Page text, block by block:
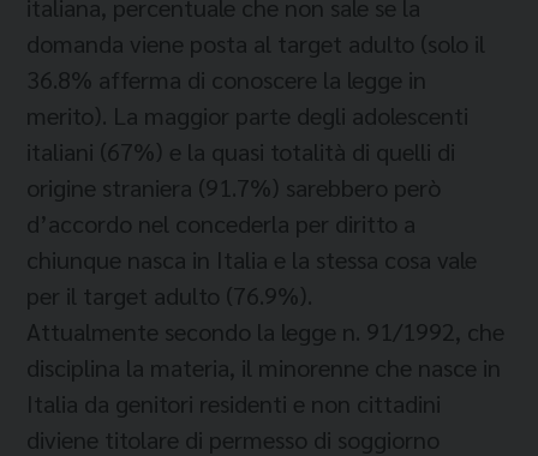
italiana, percentuale che non sale se la
domanda viene posta al target adulto (solo il
36.8% afferma di conoscere la legge in
merito). La maggior parte degli adolescenti
italiani (67%) e la quasi totalità di quelli di
origine straniera (91.7%) sarebbero però
d’accordo nel concederla per diritto a
chiunque nasca in Italia e la stessa cosa vale
per il target adulto (76.9%).
Attualmente secondo la legge n. 91/1992, che
disciplina la materia, il minorenne che nasce in
Italia da genitori residenti e non cittadini
diviene titolare di permesso di soggiorno